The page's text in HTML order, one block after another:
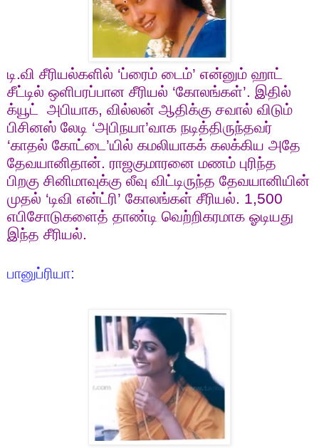
டி.வி சீரியல்களில் ‘ப்ரைம் டைம்’ என்னும் ஹாட்
சீட்டில் ஒளிபரப்பான சீரியல் ‘கோலங்கள்’. இதில்
க்யூட் அபியாக, வில்லன் ஆதிக்கு சவால் விடும்
பிசினஸ் லேடி ‘அபிநயா’வாக நடித்திருந்தவர்
‘காதல் கோட்டை’யில் கமலியாகக் கலக்கிய அதே
தேவயானிதான். ராஜகுமாரனை மணம் புரிந்த
பிறகு சினிமாவுக்கு லீவு விட்டிருந்த தேவயானியின்
முதல் ‘டிவி என்ட்ரி’ கோலங்கள் சீரியல். 1,500
எபிசோடுகளைத் தாண்டி வெற்றிகரமாக ஓடியது
இந்த சீரியல்.
பானுப்ரியா: